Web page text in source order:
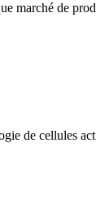
marché de
de cellules